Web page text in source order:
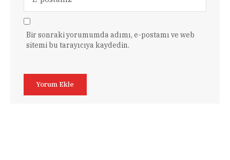
Bir sonraki yorumumda adımı, e-postamı ve web
sitemi bu tarayıcıya kaydedin.